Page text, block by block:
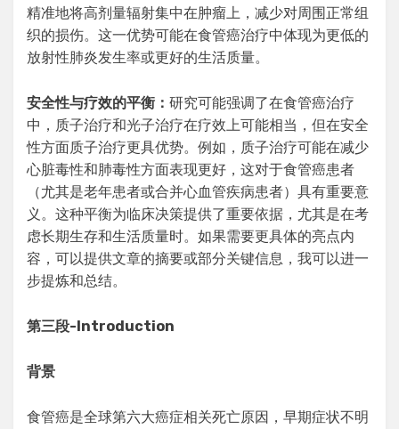
精准地将高剂量辐射集中在肿瘤上，减少对周围正常组
织的损伤。这一优势可能在食管癌治疗中体现为更低的
放射性肺炎发生率或更好的生活质量。
安全性与疗效的平衡 ： 研究可能强调了在食管癌治疗
中，质子治疗和光子治疗在疗效上可能相当，但在安全
性方面质子治疗更具优势。例如，质子治疗可能在减少
心脏毒性和肺毒性方面表现更好，这对于食管癌患者
（尤其是老年患者或合并心血管疾病患者）具有重要意
义。这种平衡为临床决策提供了重要依据，尤其是在考
虑长期生存和生活质量时。如果需要更具体的亮点内
容，可以提供文章的摘要或部分关键信息，我可以进一
步提炼和总结。
第三段-Introduction
背景
食管癌是全球第六大癌症相关死亡原因，早期症状不明